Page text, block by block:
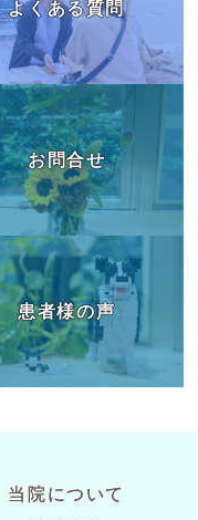
よくある質問
お問合せ
患者様の声
当院について